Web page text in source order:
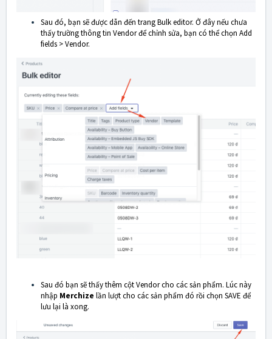
Sau đó, bạn sẽ được dẫn đến trang Bulk editor. Ở đây nếu chưa
thấy trường thông tin Vendor để chỉnh sửa, bạn có thể chọn Add
fields > Vendor.
Sau đó bạn sẽ thấy thêm cột Vendor cho các sản phẩm. Lúc này
nhập Merchize lần lượt cho các sản phẩm đó rồi chọn SAVE để
lưu lại là xong.